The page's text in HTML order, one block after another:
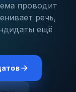
проводит
речь,
ещё